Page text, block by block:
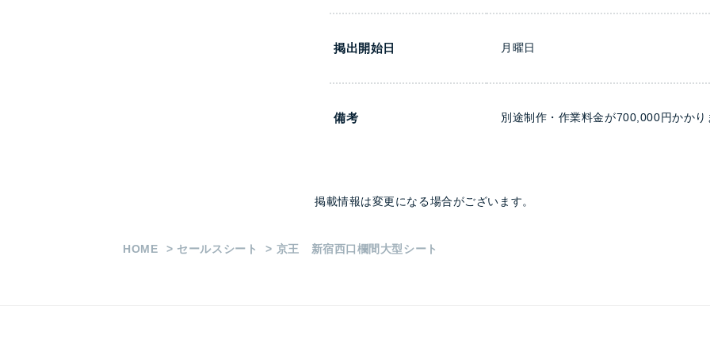
掲出開始日 月曜日
備考 別途制作・作業料金が700,000円かかり
掲載情報は変更になる場合がございます。
HOME セールスシート 京王 新宿西口欄間大型シート